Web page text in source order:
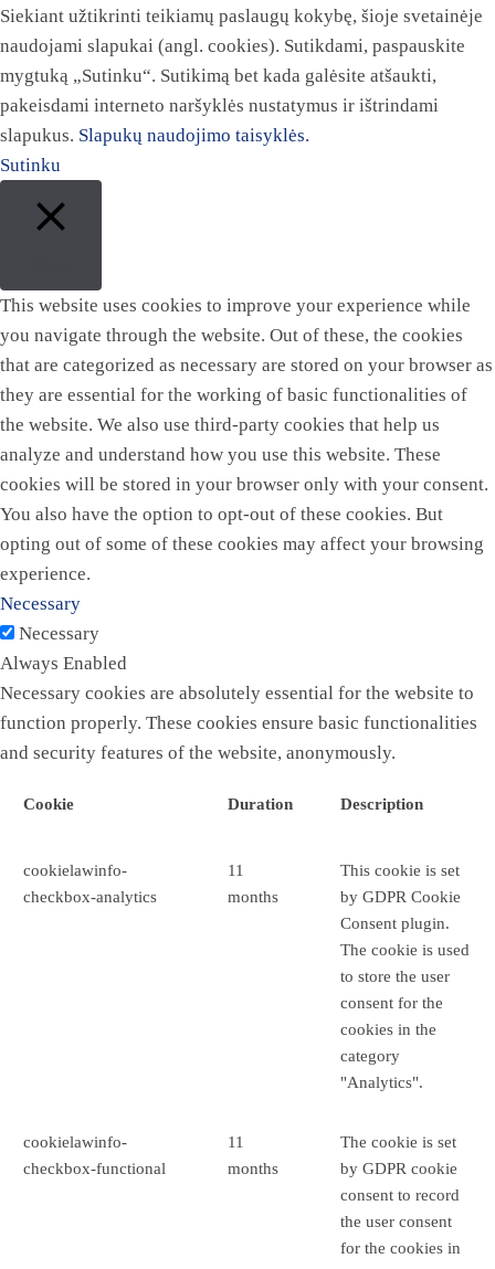
Siekiant užtikrinti teikiamų paslaugų kokybę, šioje svetainėje
naudojami slapukai (angl. cookies). Sutikdami, paspauskite
mygtuką „Sutinku“. Sutikimą bet kada galėsite atšaukti,
pakeisdami interneto naršyklės nustatymus ir ištrindami
slapukus. Slapukų naudojimo taisyklės.
Sutinku
This website uses cookies to improve your experience while
you navigate through the website. Out of these, the cookies
that are categorized as necessary are stored on your browser as
they are essential for the working of basic functionalities of
the website. We also use third-party cookies that help us
analyze and understand how you use this website. These
cookies will be stored in your browser only with your consent.
You also have the option to opt-out of these cookies. But
opting out of some of these cookies may affect your browsing
experience.
Necessary
Necessary
Always Enabled
Necessary cookies are absolutely essential for the website to
function properly. These cookies ensure basic functionalities
and security features of the website, anonymously.
Cookie Duration Description
cookielawinfo-
checkbox-analytics
11
months
This cookie is set
by GDPR Cookie
Consent plugin.
The cookie is used
to store the user
consent for the
cookies in the
category
"Analytics".
cookielawinfo-
checkbox-functional
11
months
The cookie is set
by GDPR cookie
consent to record
the user consent
for the cookies in